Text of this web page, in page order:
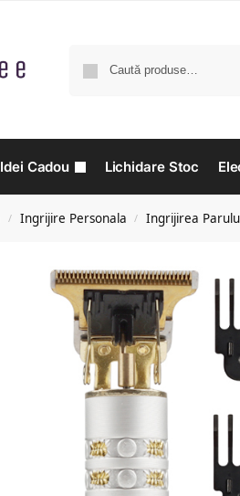
Idei Cadou Lichidare Stoc
/ Ingrijire Personala / Ingrijirea